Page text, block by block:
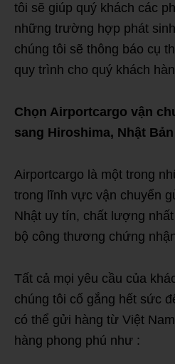
tôi sẽ giúp quý khách các
những trường hợp phát
chúng tôi sẽ thông báo cụ
quy trình cho quý khách
Chọn Airportcargo vận
sang Hiroshima, Nhật Bản
Airportcargo là một trong
trong lĩnh vực vận chuyển
Nhật uy tín, chất lượng
bộ công thương chứng
Tất cả mọi yêu cầu của
chúng tôi cố gắng hết sức
có thể gửi hàng từ Việt
hàng phong phú như :